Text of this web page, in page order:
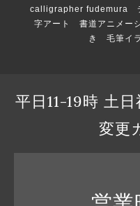
calligrapher fudemura
字アート 書道アニメ
き 毛筆イ
平日11-19時 土
変更